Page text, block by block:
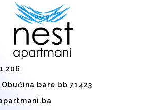
206
Obućina bare bb 71423